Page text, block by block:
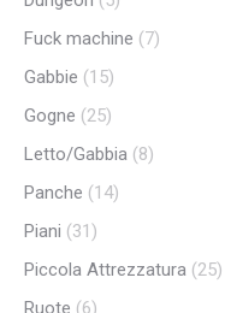
Fuck machine (7)
Gabbie (15)
Gogne (25)
Letto/Gabbia (8)
Panche (14)
Piani (31)
Piccola Attrezzatura (25)
Ruote (6)